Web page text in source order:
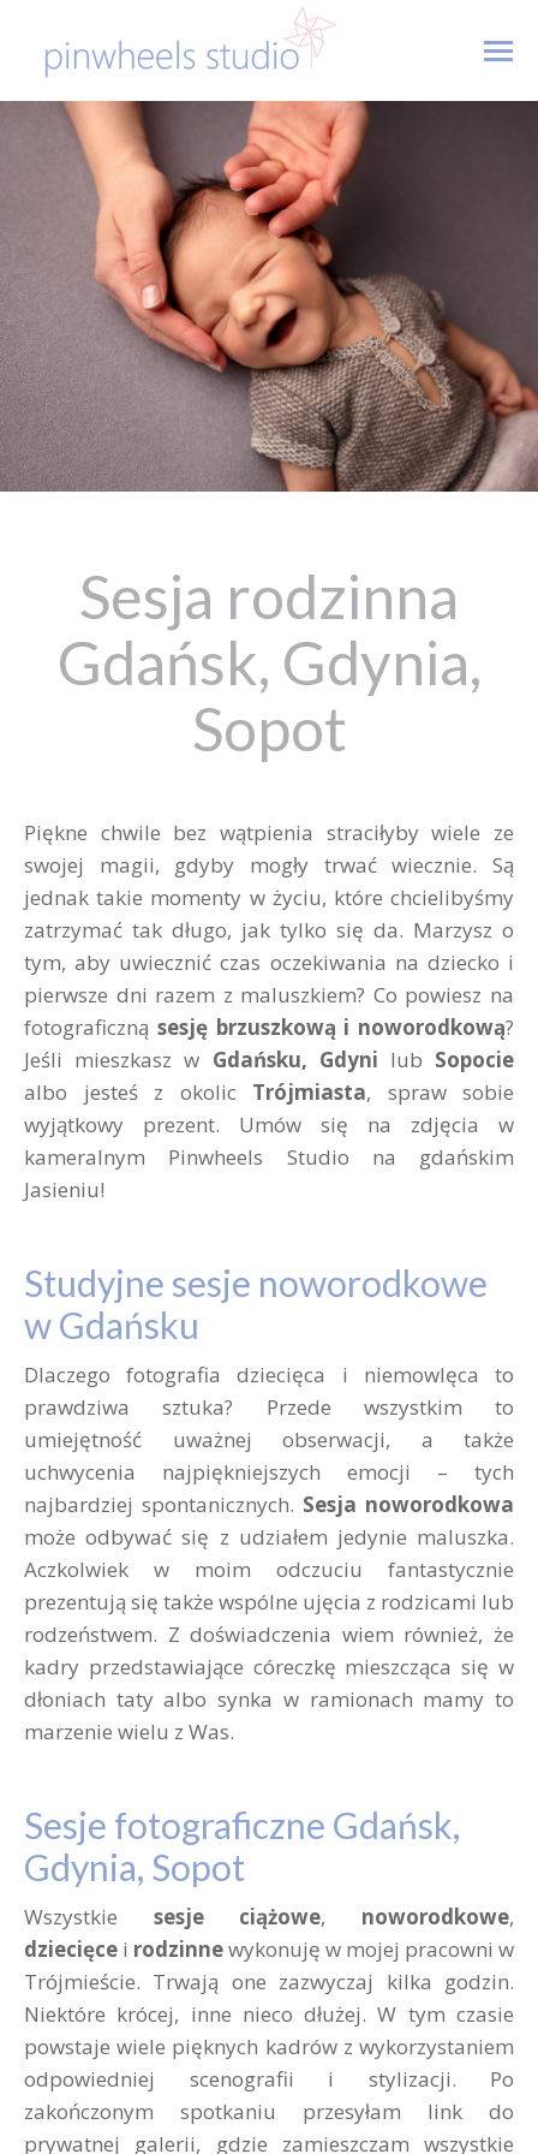
Sesja rodzinna
Gdańsk, Gdynia,
Sopot
Piękne chwile bez wątpienia straciłyby wiele ze
swojej magii, gdyby mogły trwać wiecznie. Są
jednak takie momenty w życiu, które chcielibyśmy
zatrzymać tak długo, jak tylko się da. Marzysz o
tym, aby uwiecznić czas oczekiwania na dziecko i
pierwsze dni razem z maluszkiem? Co powiesz na
fotograficzną sesję brzuszkową i noworodkową?
Jeśli mieszkasz w Gdańsku, Gdyni lub Sopocie
albo jesteś z okolic Trójmiasta, spraw sobie
wyjątkowy prezent. Umów się na zdjęcia w
kameralnym Pinwheels Studio na gdańskim
Jasieniu!
Studyjne sesje noworodkowe
w Gdańsku
Dlaczego fotografia dziecięca i niemowlęca to
prawdziwa sztuka? Przede wszystkim to
umiejętność uważnej obserwacji, a także
uchwycenia najpiękniejszych emocji – tych
najbardziej spontanicznych. Sesja noworodkowa
może odbywać się z udziałem jedynie maluszka.
Aczkolwiek w moim odczuciu fantastycznie
prezentują się także wspólne ujęcia z rodzicami lub
rodzeństwem. Z doświadczenia wiem również, że
kadry przedstawiające córeczkę mieszcząca się w
dłoniach taty albo synka w ramionach mamy to
marzenie wielu z Was.
Sesje fotograficzne Gdańsk,
Gdynia, Sopot
Wszystkie sesje ciążowe, noworodkowe,
dziecięce i rodzinnewykonuję w mojej pracowni w
Trójmieście. Trwają one zazwyczaj kilka godzin.
Niektóre krócej, inne nieco dłużej. W tym czasie
powstaje wiele pięknych kadrów z wykorzystaniem
odpowiedniej scenografii i stylizacji. Po
zakończonym spotkaniu przesyłam link do
prywatnej galerii, gdzie zamieszczam wszystkie